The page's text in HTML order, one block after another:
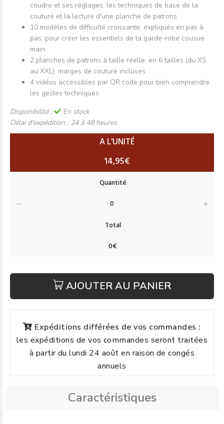
coudre et ses réglages, les techniques de base de la
couture et la lecture d'une planche de patrons
10 modèles de difficulté croissante, expliqués en pas à
pas, pour créer les essentiels de ta garde-robe cousue
main
2 planches de patrons à taille réelle, en 6 tailles (du XS
au XXL), marges de couture incluses
4 vidéos accessibles par QR code pour bien comprendre
les gestes techniques
Disponibilité :
En stock
Délai d'expédition : 24 à 48 heures
A L'UNITÉ
14,95€
AJOUTER AU PANIER
Expéditions différées de vos commandes :
les expéditions de vos commandes seront traitées
à partir du lundi 24 août en raison de congés
annuels
Caractéristiques